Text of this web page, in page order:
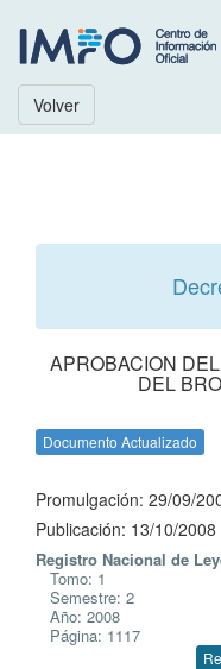
Volver
APROBACION
DEL
Documento Actualizado
Promulgación: 29/09/
Publicación: 13/10/2008
Registro Nacional de
Tomo: 1
Semestre: 2
Año: 2008
Página: 1117